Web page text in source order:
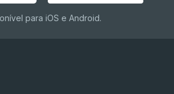
para iOS e Android.